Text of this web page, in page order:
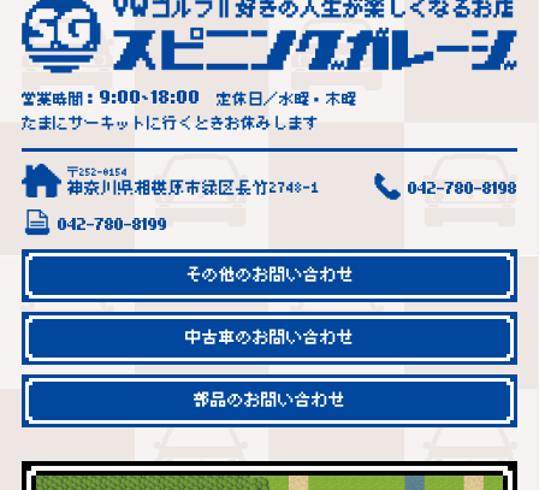
営業時間： 9:00~18:00
定休日／水曜・木曜
たまにサーキットに行くときお休みします
〒252-0154
神奈川県相模原市緑区長竹2748-1 042-780-8198
042-780-8199
その他のお問い合わせ
中古車のお問い合わせ
部品のお問い合わせ